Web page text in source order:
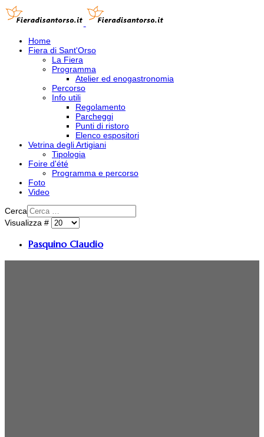
Home
Fiera di Sant'Orso
La Fiera
Programma
Atelier ed enogastronomia
Percorso
Info utili
Regolamento
Parcheggi
Punti di ristoro
Elenco espositori
Vetrina degli Artigiani
Tipologia
Foire d'été
Programma e percorso
Foto
Video
Cerca
Visualizza #
Pasquino Claudio